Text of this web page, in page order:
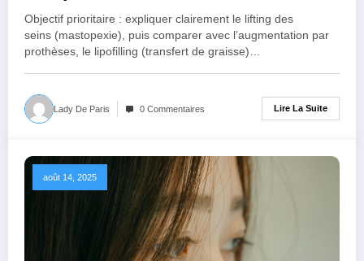
Objectif prioritaire : expliquer clairement le lifting des
seins (mastopexie), puis comparer avec l’augmentation par
prothèses, le lipofilling (transfert de graisse)…
Lady De Paris 0 Commentaires Lire La Suite
août 14, 2025